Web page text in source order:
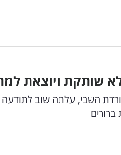
שותקת ויוצאת
השבי, עלתה שוב